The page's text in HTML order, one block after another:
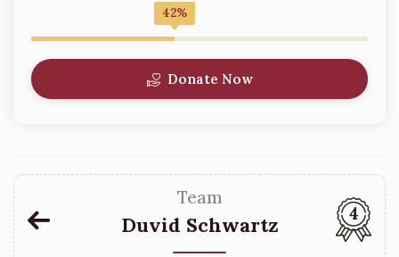
42%
Donate Now
Team
Duvid Schwartz 4